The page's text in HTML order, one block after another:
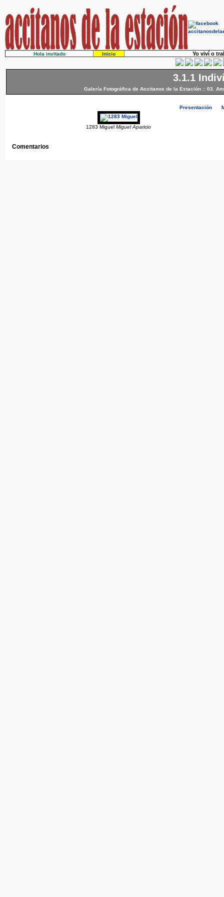
Hola invitado Inicio Yo viví o
3.1.1
Galería Fotográfica de Accitanos de la Estación:: 03.
Presentación
1283 Miguel Miguel Aparicio
Comentarios